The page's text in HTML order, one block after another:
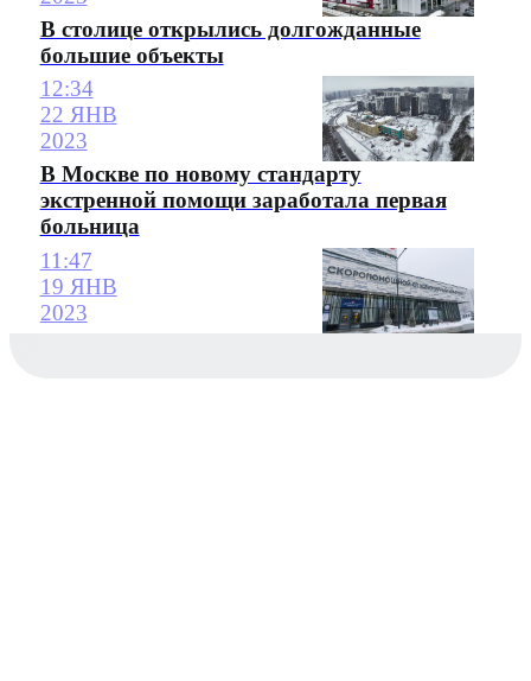
В столице открылись долгожданные
большие объекты
12:34
22 ЯНВ
2023
В Москве по новому стандарту
экстренной помощи заработала первая
больница
11:47
19 ЯНВ
2023